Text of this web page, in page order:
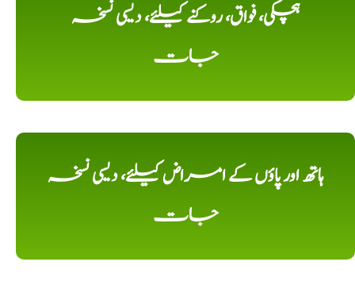
ہچکی، فواق، روکنے کیلئے، دیسی نسخہ
جات
ہاتھ اور پاؤں کے امراض کیلئے، دیسی نسخہ
جات